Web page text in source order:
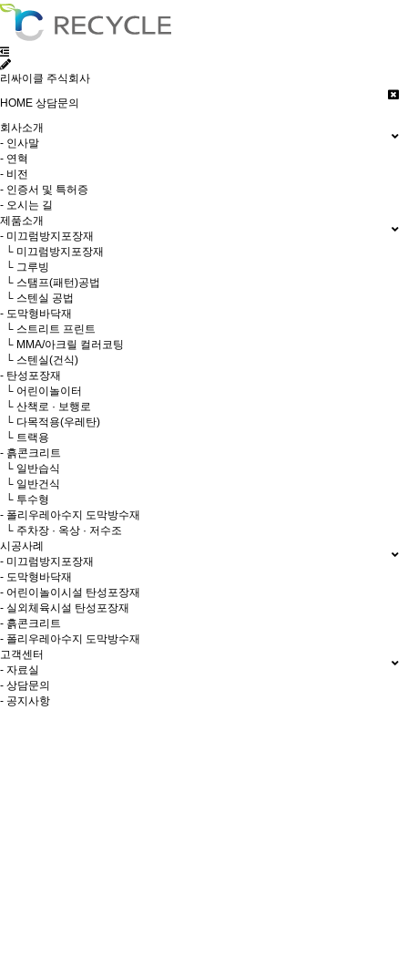
리싸이클 주식회사
HOME 상담문의
회사소개
- 인사말
- 연혁
- 비전
- 인증서 및 특허증
- 오시는 길
제품소개
- 미끄럼방지포장재
└ 미끄럼방지포장재
└ 그루빙
└ 스탬프(패턴)공법
└ 스텐실 공법
- 도막형바닥재
└ 스트리트 프린트
└ MMA/아크릴 컬러코팅
└ 스텐실(건식)
- 탄성포장재
└ 어린이놀이터
└ 산책로 · 보행로
└ 다목적용(우레탄)
└ 트랙용
- 흙콘크리트
└ 일반습식
└ 일반건식
└ 투수형
- 폴리우레아수지 도막방수재
└ 주차장 · 옥상 · 저수조
시공사례
- 미끄럼방지포장재
- 도막형바닥재
- 어린이놀이시설 탄성포장재
- 실외체육시설 탄성포장재
- 흙콘크리트
- 폴리우레아수지 도막방수재
고객센터
- 자료실
- 상담문의
- 공지사항